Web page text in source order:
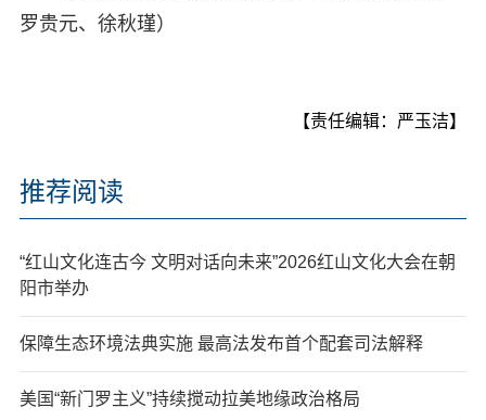
罗贵元、徐秋瑾）
【责任编辑：严玉洁】
推荐阅读
“红山文化连古今 文明对话向未来”2026红山文化大会在朝
阳市举办
保障生态环境法典实施 最高法发布首个配套司法解释
美国“新门罗主义”持续搅动拉美地缘政治格局